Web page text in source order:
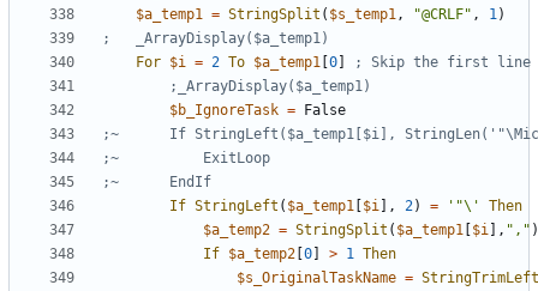
$a_temp1
= StringSplit ( $s_temp1 , "@CRLF" , 1 )
For $i = 2 To $a_temp1 [0]
$b_IgnoreTask = False
If StringLeft ( $a_temp1 [$i ], 2) = '"\'
Then
$a_temp2 = StringSplit ( $a_temp1 [$i ], "," )
If $a_temp2 [0] > 1
Then
$s_OriginalTaskName = StringTrimLeft